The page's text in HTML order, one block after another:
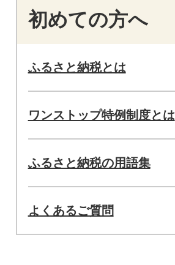
初めての方へ
ふるさと納税とは
ワンストップ特例制度とは
ふるさと納税の用語集
よくあるご質問